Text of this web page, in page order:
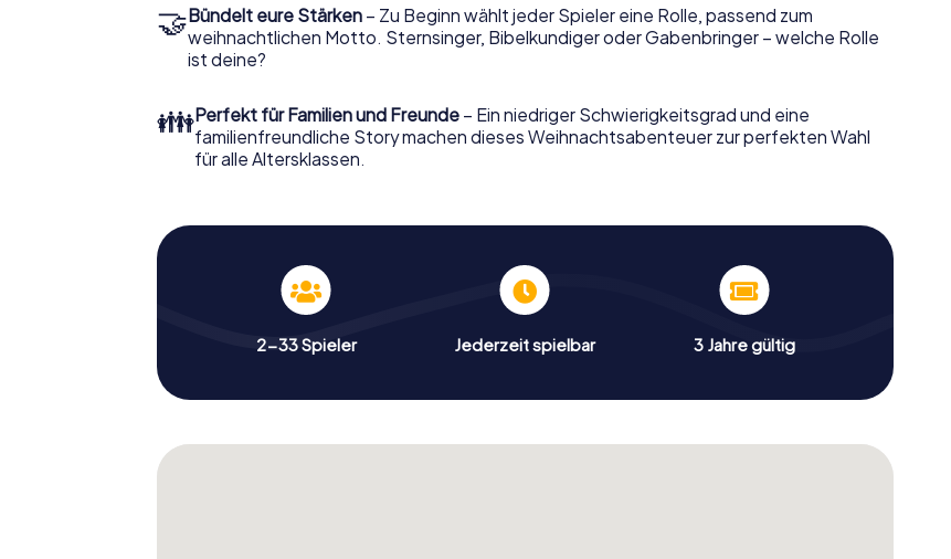
🤝Bündelt eure Stärken – Zu Beginn wählt jeder Spieler eine Rolle, passend zum
weihnachtlichen Motto. Sternsinger, Bibelkundiger oder Gabenbringer – welche Rolle
ist deine?
👪Perfekt für Familien und Freunde – Ein niedriger Schwierigkeitsgrad und eine
familienfreundliche Story machen dieses Weihnachtsabenteuer zur perfekten Wahl
für alle Altersklassen.
2-33 Spieler Jederzeit spielbar 3 Jahre gültig